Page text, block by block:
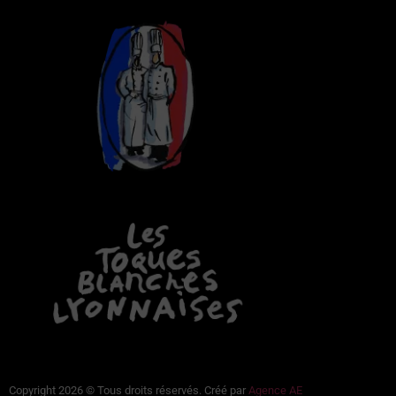
Copyright 2026 © Tous droits réservés. Créé par Agence AE